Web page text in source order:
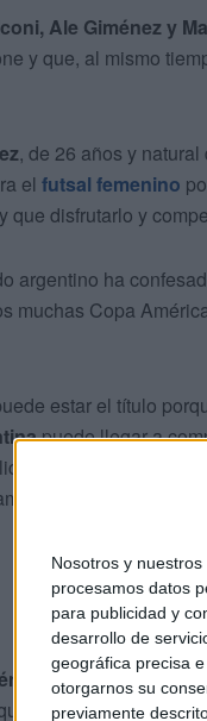
Nosotros y nuestros
procesamos datos
para publicidad y
desarrollo de
geográfica precisa
otorgarnos su
previamente
Ale Giménez y
y que, al mismo
, de 26 años y natural
el futsal femenino
que disfrutarlo y
argentino ha
muchas Copa
estar el título
puede llegar a
desde el primero
y lograr el
, que juega en
lleva «varios años